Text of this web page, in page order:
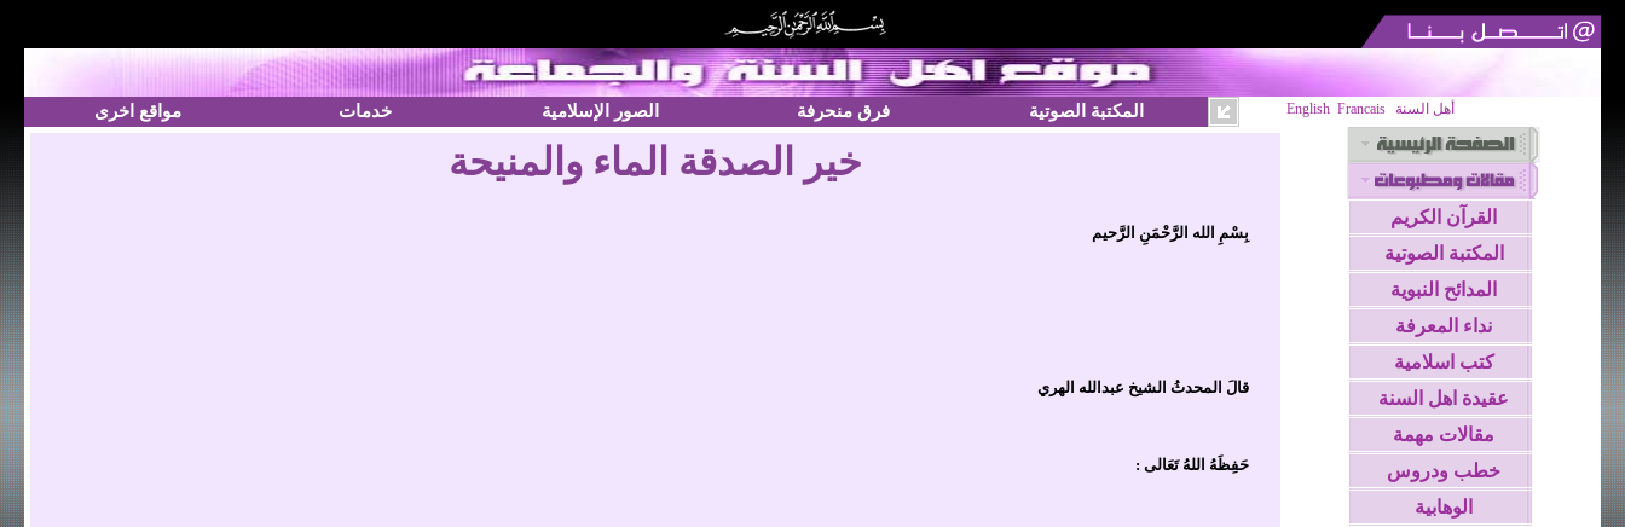
مواقع اخرى خدمات الصور الإسلامية فرق منحرفة المكتبة الصوتية English Francais أهل السنة
خير الصدقة الماء والمنيحة
بِسْمِ الله الرَّحْمَنِ الرَّحيم
قالَ المحدثُ الشيخ عبدالله الهري
حَفِظَهُ اللهُ تَعَالى :
القرآن الكريم
المكتبة الصوتية
المدائح النبوية
نداء المعرفة
كتب اسلامية
عقيدة اهل السنة
مقالات مهمة
خطب ودروس
الوهابية